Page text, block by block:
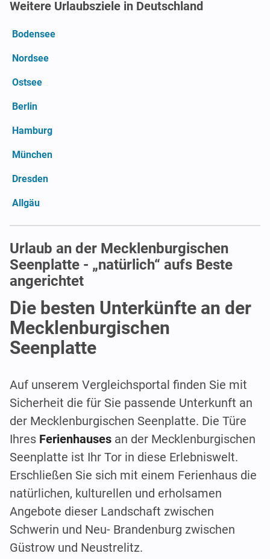
Weitere Urlaubsziele in Deutschland
Bodensee
Nordsee
Ostsee
Berlin
Hamburg
München
Dresden
Allgäu
Urlaub an der Mecklenburgischen
Seenplatte - „natürlich“ aufs Beste
angerichtet
Die besten Unterkünfte an der
Mecklenburgischen
Seenplatte
Auf unserem Vergleichsportal finden Sie mit
Sicherheit die für Sie passende Unterkunft an
der Mecklenburgischen Seenplatte. Die Türe
Ihres Ferienhauses an der Mecklenburgischen
Seenplatte ist Ihr Tor in diese Erlebniswelt.
Erschließen Sie sich mit einem Ferienhaus die
natürlichen, kulturellen und erholsamen
Angebote dieser Landschaft zwischen
Schwerin und Neu- Brandenburg zwischen
Güstrow und Neustrelitz.